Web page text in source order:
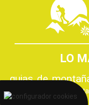
LO
guias de
pirineos
guías de
de alpinismo pirineos